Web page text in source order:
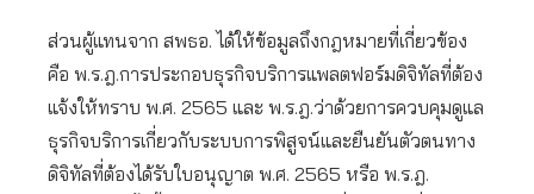
ส่วนผู้แทนจาก สพธอ. ได้ให้ข้อมูลถึงกฎหมายที่เกี่ยวข้อง
คือ พ.ร.ฎ.การประกอบธุรกิจบริการแพลตฟอร์มดิจิทัลที่ต้อง
แจ้งให้ทราบ พ.ศ. 2565 และ พ.ร.ฎ.ว่าด้วยการควบคุมดูแล
ธุรกิจบริการเกี่ยวกับระบบการพิสูจน์และยืนยันตัวตนทาง
ดิจิทัลที่ต้องได้รับใบอนุญาต พ.ศ. 2565 หรือ พ.ร.ฎ.